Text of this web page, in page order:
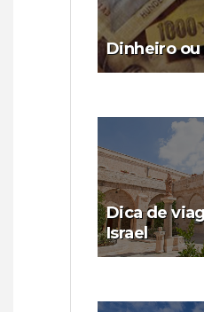
Dinheiro ou
Dica de
Israel